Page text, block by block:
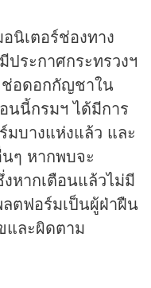
นิเตอร์ช่องทาง
ระกาศกระทรวงฯ
อดอกกัญชาใน
นี้กรมฯ ได้มีการ
บางแห่งแล้ว และ
ๆ หากพบจะ
หากเตือนแล้วไม่มี
ตฟอร์มเป็นผู้ฝ่าฝืน
และผิดตาม